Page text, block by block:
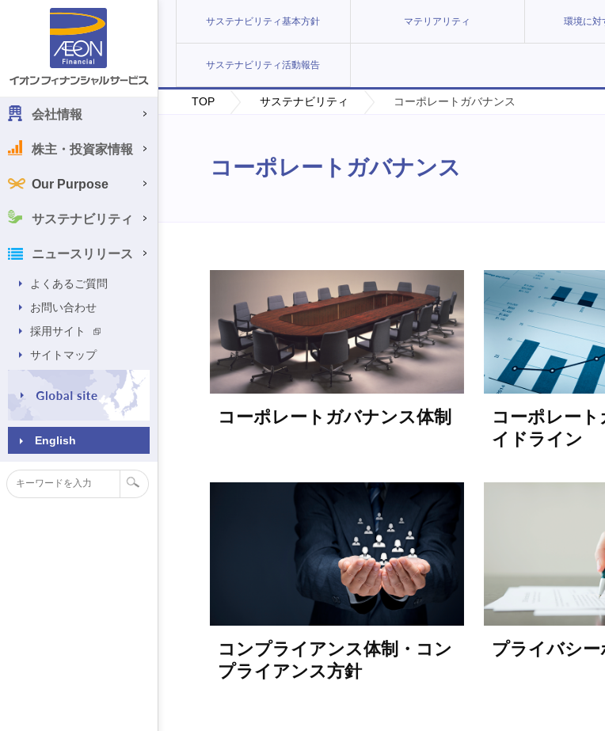
会社情報
株主・投資家情報
Our Purpose
サステナビリティ
ニュースリリース
よくあるご質問
お問い合わせ
採用サイト
サイトマップ
English
サステナビリティ基本方針 マテリアリティ 環境に対
サステナビリティ活動報告
TOP サステナビリティ コーポレートガバナンス
コーポレートガバナンス
コーポレートガバナンス体制
コーポレー
イドライン
コンプライアンス体制・コン
プライアンス方針
プライバシ